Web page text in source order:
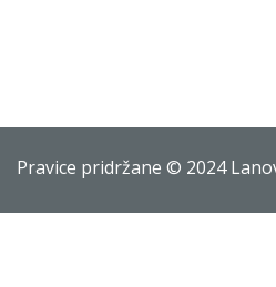
Pravice pridržane © 2024